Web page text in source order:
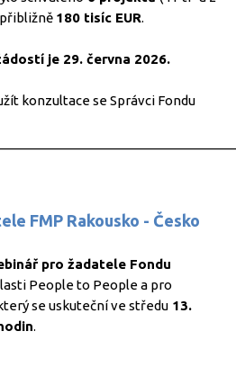
180 tisíc EUR.
je 29. června 2026.
konzultace se Správci Fondu
FMP Rakousko - Česko
pro žadatele Fondu
People to People a pro
se uskuteční ve středu 13.
.